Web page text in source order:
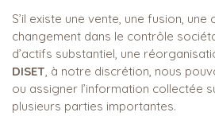
S’il existe une vente, une fusion, une
changement dans le contrôle
d’actifs substantiel, une
DISET, à notre discrétion, nous
ou assigner l’information collectée
plusieurs parties importantes.